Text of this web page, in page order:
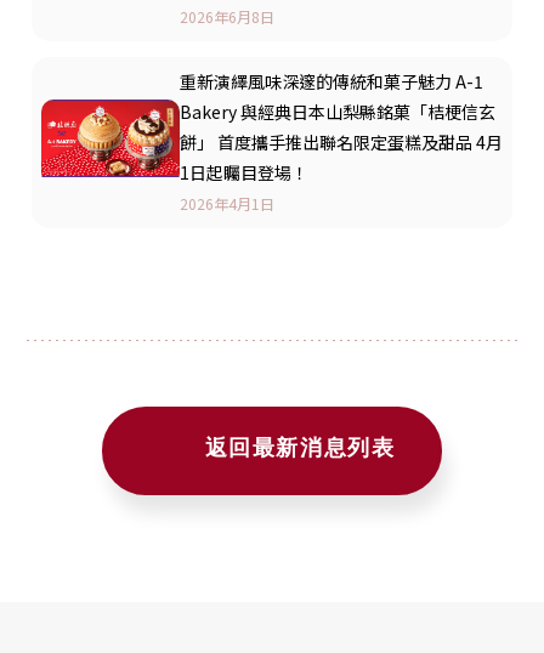
2026年6月8日
重新演繹風味深邃的傳統和菓子魅力 A-1
Bakery 與經典日本山梨縣銘菓「桔梗信玄
餅」 首度攜手推出聯名限定蛋糕及甜品 4月
1日起矚目登場！
2026年4月1日
返回最新消息列表